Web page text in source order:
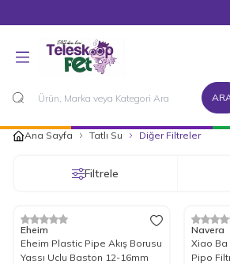
Ana Sayfa Tatlı Su Diğer Filtreler
Filtrele
%15İndirim
Eheim
Eheim Plastic Pipe Akış Borusu
Yassı Uclu Baston 12-16mm
%12
Navera
Xiao Ba
Pipo